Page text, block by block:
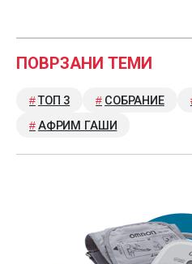
ПОВРЗАНИ ТЕМИ
ТОП 3 СОБРАНИЕ
АФРИМ ГАШИ